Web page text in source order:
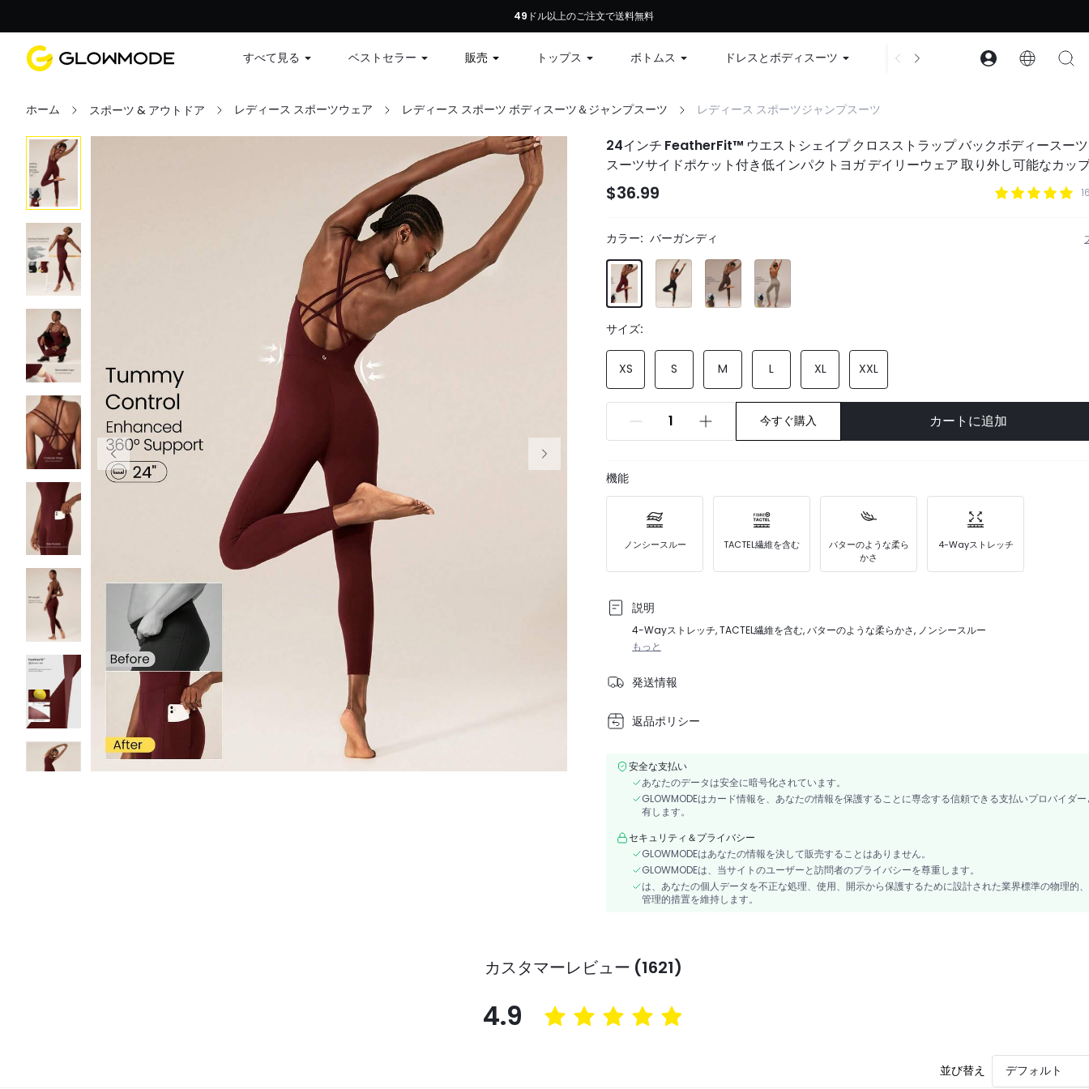
初回注文：全商品10%オフ、79ドル以上で12%オフ、99ドル以上で15%オフ | コード：GLOWNEW
49ドル以上のご注文で送料無料
すべて見る ベストセラー 販売 トップス ボトムス ドレスとボディスーツ アクセサリー コレクション
ホーム スポーツ & アウトドア レディース スポーツウェア レディース スポーツ ボディスーツ＆ジャンプスーツ レディース スポーツジャンプスーツ
24インチ FeatherFit™ ウエストシェイプ クロスストラップ バックボディースー
スーツサイドポケット付き低インパクトヨガ デイリーウェア 取り外し可能なカッ
$36.99
カラー: バーガンディ
サイズ:
XS S M L XL XXL
今すぐ購入 カートに追加
機能
ノンシースルー TACTEL繊維を含む
バターのような柔ら
かさ
4-Wayストレッチ
説明
4-Wayストレッチ, TACTEL繊維を含む, バターのような柔らかさ, ノンシースルー
もっと
発送情報
返品ポリシー
安全な支払い
あなたのデータは安全に暗号化されています。
GLOWMODEはカード情報を、あなたの情報を保護することに専念する信頼できる支払いプロバイダ
有します。
セキュリティ＆プライバシー
GLOWMODEはあなたの情報を決して販売することはありません。
GLOWMODEは、当サイトのユーザーと訪問者のプライバシーを尊重します。
は、あなたの個人データを不正な処理、使用、開示から保護するために設計された業界標準の物理的
管理的措置を維持します。
カスタマーレビュー (1621)
4.9
並び替え デフォルト